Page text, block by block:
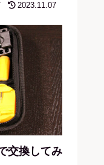
2023.11.07
交換してみ